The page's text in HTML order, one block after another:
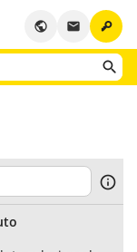
key
email
public